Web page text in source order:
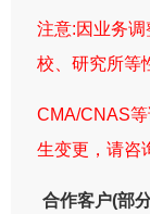
注意:因业务
校、研究所等
CMA/CNAS
生变更，请咨
合作客户(部